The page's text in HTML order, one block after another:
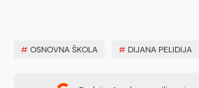
#OSNOVNA ŠKOLA # DIJANA PELIDIJA